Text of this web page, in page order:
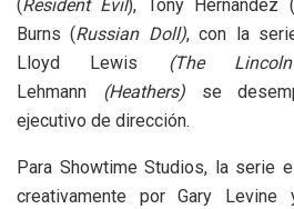
(Resident Evil), Tony Hernandez (
Burns (Russian Doll), con la
Lloyd Lewis (The
Lehmann (Heathers)se
ejecutivo de dirección.
Para Showtime Studios, la serie
creativamente por Gary